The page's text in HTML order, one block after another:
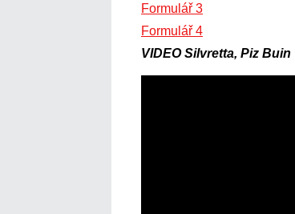
Formulář 3
Formulář 4
VIDEO Silvretta, Piz Buin